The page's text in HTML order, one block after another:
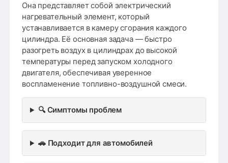
Она представляет собой электрический
нагревательный элемент, который
устанавливается в камеру сгорания каждого
цилиндра. Её основная задача — быстро
разогреть воздух в цилиндрах до высокой
температуры перед запуском холодного
двигателя, обеспечивая уверенное
воспламенение топливно-воздушной смеси.
🔍 Симптомы проблем
🚗 Подходит для автомобилей